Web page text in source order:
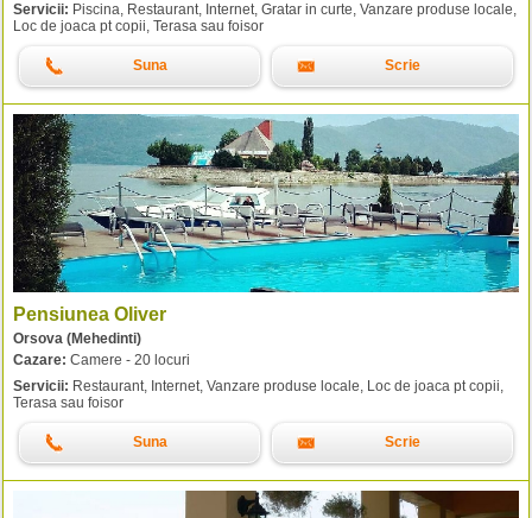
Servicii: Piscina, Restaurant, Internet, Gratar in curte, Vanzare produse locale,
Loc de joaca pt copii, Terasa sau foisor
Suna Scrie
Pensiunea Oliver
Orsova (Mehedinti)
Cazare: Camere - 20 locuri
Servicii: Restaurant, Internet, Vanzare produse locale, Loc de joaca pt copii,
Terasa sau foisor
Suna Scrie